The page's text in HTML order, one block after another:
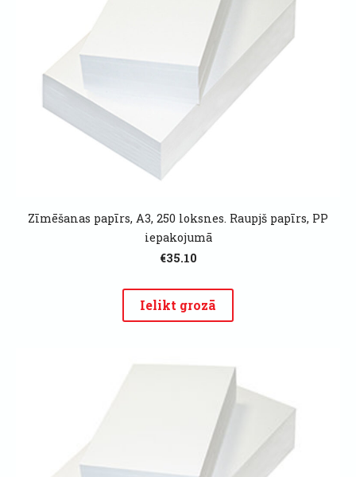
Zīmēšanas papīrs, A3, 250 loksnes. Raupjš papīrs, PP
iepakojumā
€35.10
Ielikt grozā